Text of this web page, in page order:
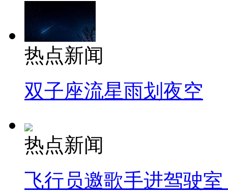
热点新闻
双子座流星雨划夜空
热点新闻
飞行员邀歌手进驾驶